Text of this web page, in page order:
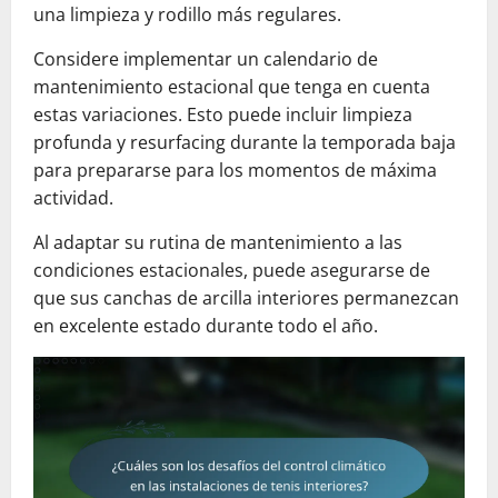
una limpieza y rodillo más regulares.
Considere implementar un calendario de
mantenimiento estacional que tenga en cuenta
estas variaciones. Esto puede incluir limpieza
profunda y resurfacing durante la temporada baja
para prepararse para los momentos de máxima
actividad.
Al adaptar su rutina de mantenimiento a las
condiciones estacionales, puede asegurarse de
que sus canchas de arcilla interiores permanezcan
en excelente estado durante todo el año.